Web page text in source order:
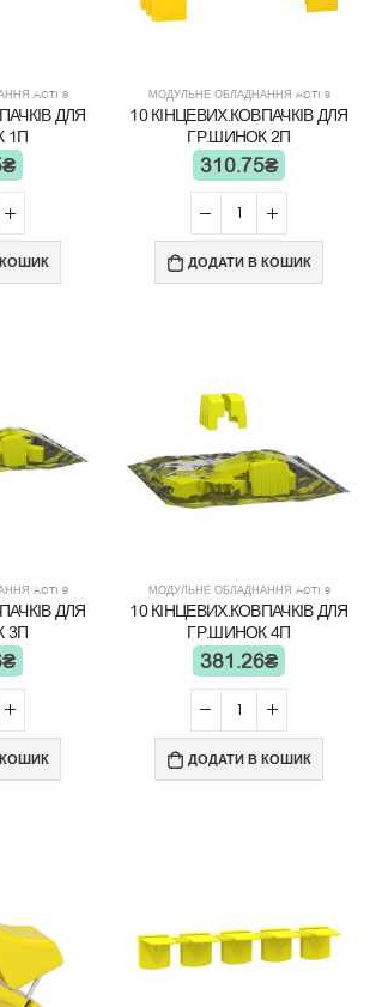
ACTI 9
ДЛЯ
1П
₴
МОДУЛЬНЕ ОБЛАДНАННЯ ACTI 9
10 КІНЦЕВИХ.КОВПАЧКІВ ДЛЯ
ГР.ШИНОК 2П
310.75₴
ДОДАТИ В КОШИК
ACTI 9
ДЛЯ
3П
₴
МОДУЛЬНЕ ОБЛАДНАННЯ ACTI 9
10 КІНЦЕВИХ.КОВПАЧКІВ ДЛЯ
ГР.ШИНОК 4П
381.26₴
ДОДАТИ В КОШИК